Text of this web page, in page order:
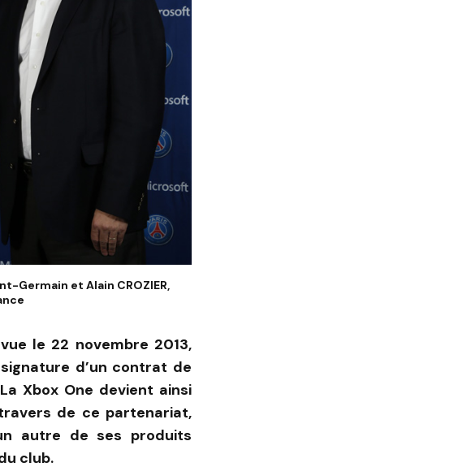
Germain et Alain CROZIER,
le 22 novembre 2013,
d’un contrat de
Xbox One devient ainsi
de ce partenariat,
autre de ses produits
club.